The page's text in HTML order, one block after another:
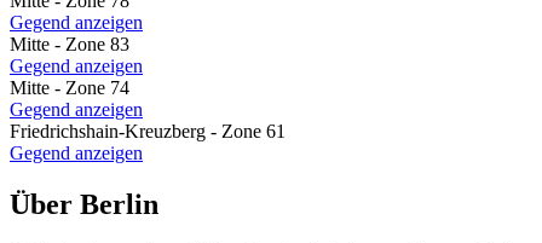
Gegend anzeigen
Mitte - Zone 83
Gegend anzeigen
Mitte - Zone 74
Gegend anzeigen
Friedrichshain-Kreuzberg - Zone 61
Gegend anzeigen
Über Berlin